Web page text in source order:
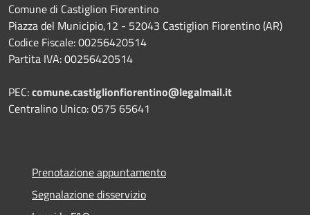
Comune di Castiglion Fiorentino
Piazza del Municipio,12 - 52043 Castiglion Fiorentino (AR)
Codice Fiscale: 00256420514
Partita IVA: 00256420514
PEC:comune.castiglionfiorentino@legalmail.it
Centralino Unico: 0575 65641
Prenotazione appuntamento
Segnalazione disservizio